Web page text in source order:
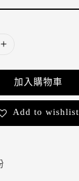
加入購物車
Add to wishlist